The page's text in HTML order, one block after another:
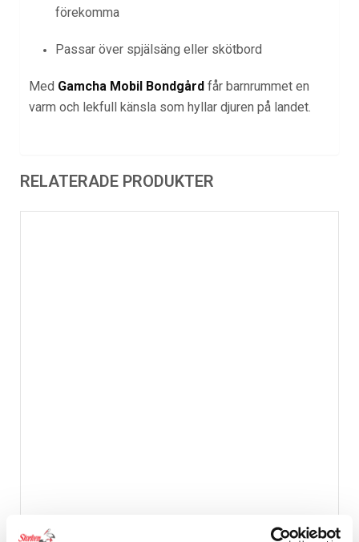
förekomma
Passar över spjälsäng eller skötbord
Med Gamcha Mobil Bondgård får barnrummet en
varm och lekfull känsla som hyllar djuren på landet.
RELATERADE PRODUKTER